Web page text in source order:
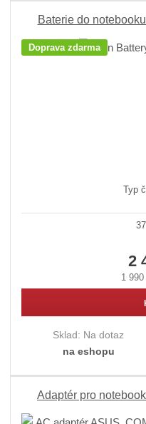
Baterie do
Doprava zdarma
Typ
2
1
Sklad: Na dotaz
na eshopu
Adaptér pro